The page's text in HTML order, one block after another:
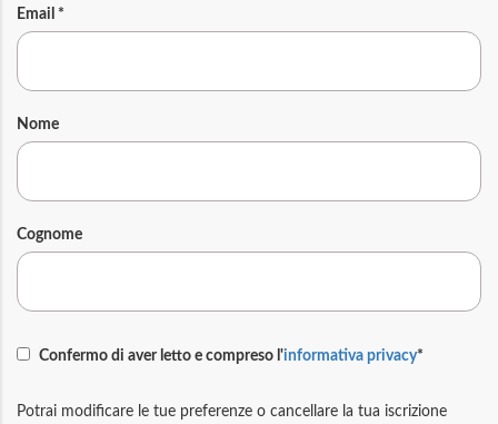
Email *
Nome
Cognome
Confermo di aver letto e compreso l'informativa privacy*
Potrai modificare le tue preferenze o cancellare la tua iscrizione